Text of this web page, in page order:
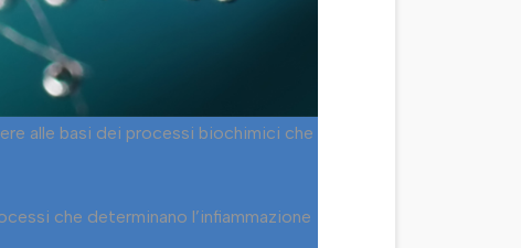
alle basi dei processi biochimici che
che determinano l’infiammazione